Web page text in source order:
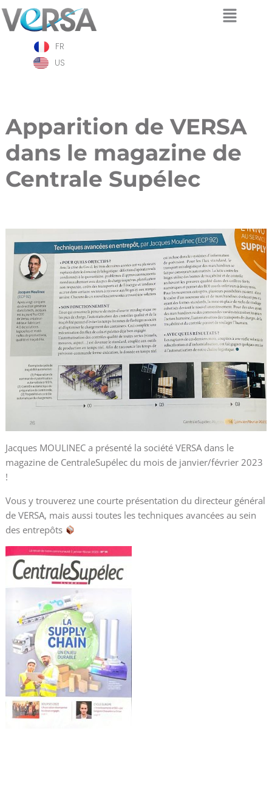
Aller
contenu
FR
US
Apparition de VERSA
dans le magazine de
Centrale Supélec
Jacques MOULINEC a présenté la société VERSA dans le
magazine de CentraleSupélec du mois de janvier/février 2023
!
Vous y trouverez une courte présentation du directeur général
de VERSA, mais aussi toutes les techniques avancées au sein
des entrepôts